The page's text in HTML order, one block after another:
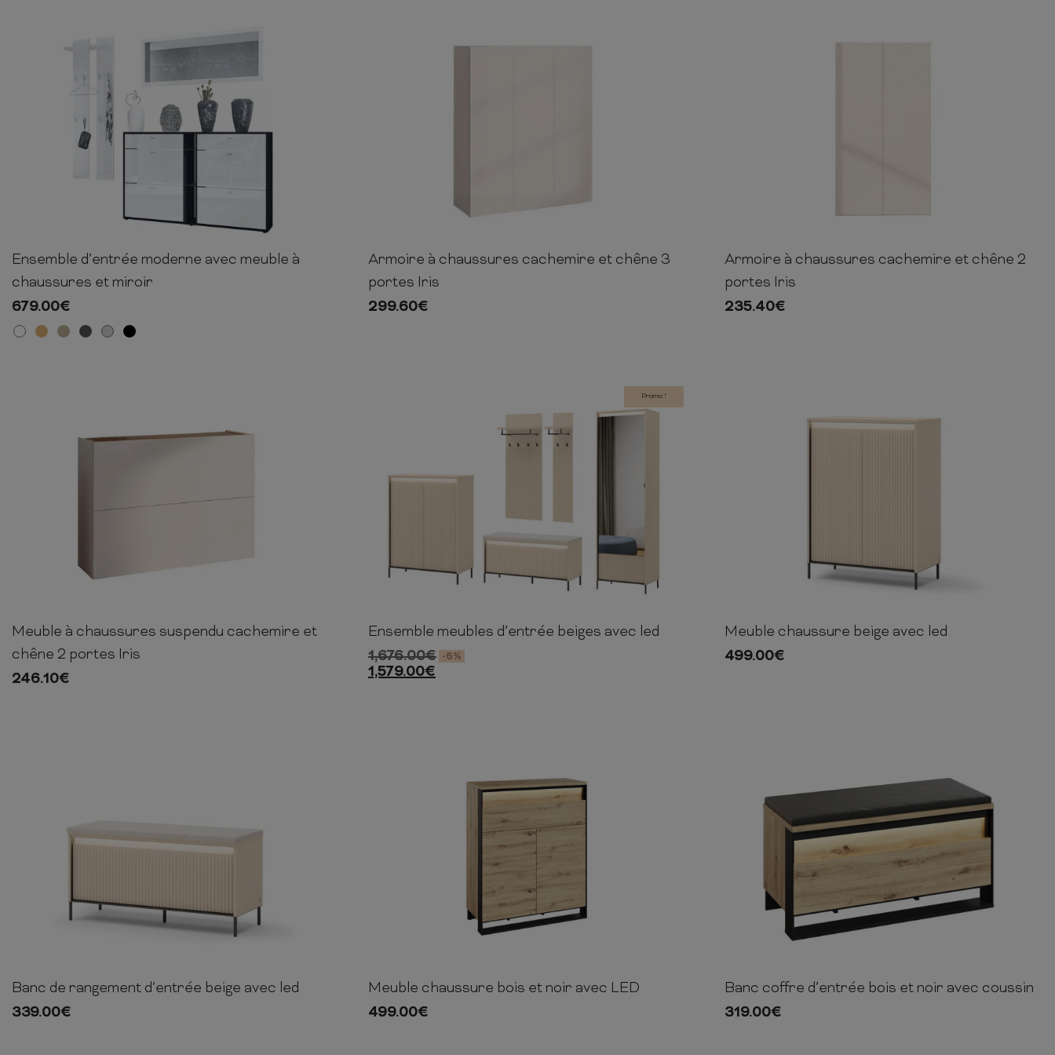
MEUBLE EN HÊTRE
190cm 222cm 28cm
Ensemble d’entrée moderne avec meuble à
chaussures et miroir
679.00€
114cm 94cm 35cm
Armoire à chaussures cachemire et chêne 3
portes Iris
299.60€
114cm 63cm 35cm
Armoire à chaussures cachemire et chêne 2
portes Iris
235.40€
77cm 103cm 28cm
Meuble à chaussures suspendu cachemire et
chêne 2 portes Iris
246.10€
Promo !
Ensemble meubles d’entrée beiges avec led
1,676.00€ -6%
1,579.00€
105cm 79cm
Meuble chaussure beige avec led
499.00€
52cm 101cm 38cm
Banc de rangement d’entrée beige avec led
339.00€
113cm 92cm
Meuble chaussure bois et noir avec LED
499.00€
49cm 92cm 40cm
Banc coffre d’entrée bois et noir avec coussin
319.00€